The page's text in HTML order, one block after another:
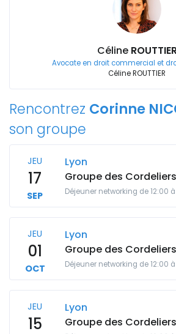
Céline
Avocate en droit commercial et
Céline ROUTTIER
Rencontrez Corinne
son groupe
JEU
17
SEP
Lyon
Groupe des Cordeliers
Déjeuner networking de 12:00 à
JEU
01
OCT
Lyon
Groupe des Cordeliers
Déjeuner networking de 12:00 à
JEU
15
Lyon
Groupe des Cordeliers